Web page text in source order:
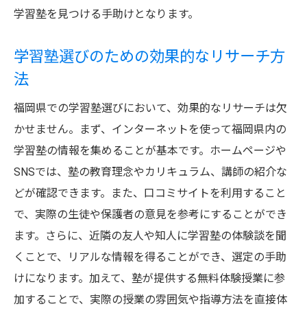
講師の指導スタイルが学習に与える影響
生徒の成績向上に貢献する講師の質とは
講師のプロフェッショナリズムが重要な理
由
体験授業を活用して学習塾の雰囲気を見極める
方法
福岡県の学習塾の体験授業の活用法
体験授業から得られる学習塾選びのヒント
授業スタイルと環境が学習に与える影響
体験授業を通じた講師との相性確認方法
学習塾を見つける手助けとなります。
学習塾選びのための効果的なリサーチ方
法
福岡県での学習塾選びにおいて、効果的なリサーチは欠
かせません。まず、インターネットを使って福岡県内の
学習塾の情報を集めることが基本です。ホームページや
SNSでは、塾の教育理念やカリキュラム、講師の紹介な
どが確認できます。また、口コミサイトを利用すること
で、実際の生徒や保護者の意見を参考にすることができ
ます。さらに、近隣の友人や知人に学習塾の体験談を聞
くことで、リアルな情報を得ることができ、選定の手助
けになります。加えて、塾が提供する無料体験授業に参
加することで、実際の授業の雰囲気や指導方法を直接体